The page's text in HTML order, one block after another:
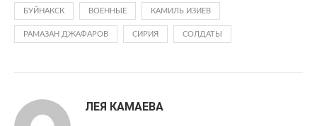
БУЙНАКСК ВОЕННЫЕ КАМИЛЬ ИЗИЕВ
РАМАЗАН ДЖАФАРОВ СИРИЯ СОЛДАТЫ
ЛЕЯ КАМАЕВА